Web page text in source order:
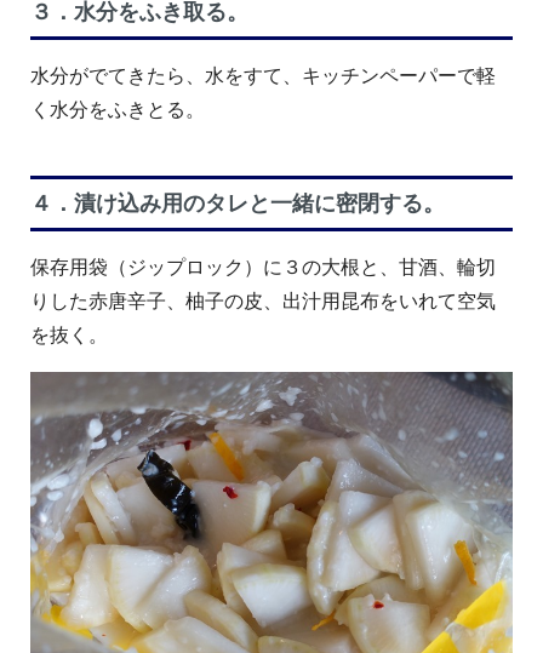
３．水分をふき取る。
水分がでてきたら、水をすて、キッチンペーパーで軽
く水分をふきとる。
４．漬け込み用のタレと一緒に密閉する。
保存用袋（ジップロック）に３の大根と、甘酒、輪切
りした赤唐辛子、柚子の皮、出汁用昆布をいれて空気
を抜く。